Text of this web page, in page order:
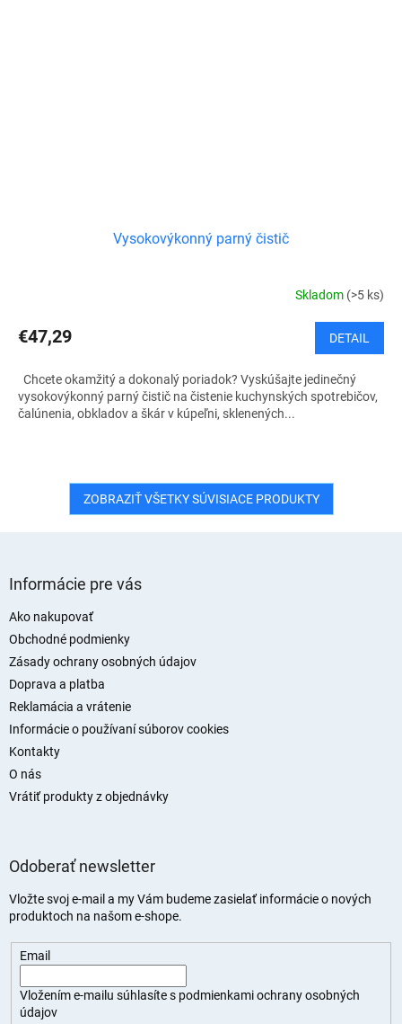
Vysokovýkonný parný čistič
Skladom (>5 ks)
€47,29 DETAIL
Chcete okamžitý a dokonalý poriadok? Vyskúšajte jedinečný
vysokovýkonný parný čistič na čistenie kuchynských spotrebičov,
čalúnenia, obkladov a škár v kúpeľni, sklenených...
ZOBRAZIŤ VŠETKY SÚVISIACE PRODUKTY
Informácie pre vás
Ako nakupovať
Obchodné podmienky
Zásady ochrany osobných údajov
Doprava a platba
Reklamácia a vrátenie
Informácie o používaní súborov cookies
Kontakty
O nás
Vrátiť produkty z objednávky
Odoberať newsletter
Vložte svoj e-mail a my Vám budeme zasielať informácie o nových
produktoch na našom e-shope.
Email
Vložením e-mailu súhlasíte s podmienkami ochrany osobných
údajov